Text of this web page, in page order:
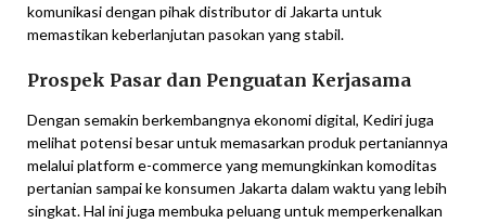
komunikasi dengan pihak distributor di Jakarta untuk
memastikan keberlanjutan pasokan yang stabil.
Prospek Pasar dan Penguatan Kerjasama
Dengan semakin berkembangnya ekonomi digital, Kediri juga
melihat potensi besar untuk memasarkan produk pertaniannya
melalui platform e-commerce yang memungkinkan komoditas
pertanian sampai ke konsumen Jakarta dalam waktu yang lebih
singkat. Hal ini juga membuka peluang untuk memperkenalkan